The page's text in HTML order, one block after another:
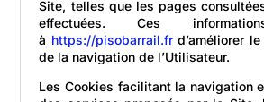
Site, telles que les pages
effectuées. Ces
à https://pisobarrail.fr d’améliorer
de la navigation de l’Utilisateur.
Les Cookies facilitant la navigation